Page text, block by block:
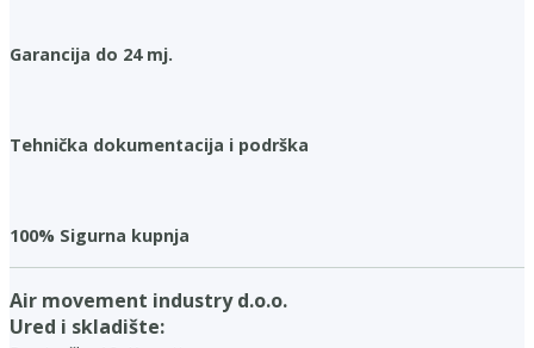
Garancija do 24 mj.
Tehnička dokumentacija i podrška
100% Sigurna kupnja
Air movement industry d.o.o.
Ured i skladište: